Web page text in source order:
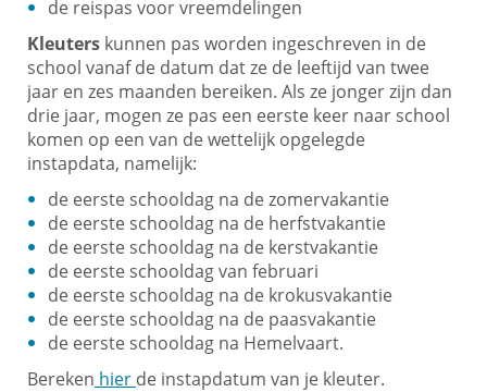
de reispas voor vreemdelingen
Kleuters kunnen pas worden ingeschreven in de
school vanaf de datum dat ze de leeftijd van twee
jaar en zes maanden bereiken. Als ze jonger zijn dan
drie jaar, mogen ze pas een eerste keer naar school
komen op een van de wettelijk opgelegde
instapdata, namelijk:
de eerste schooldag na de zomervakantie
de eerste schooldag na de herfstvakantie
de eerste schooldag na de kerstvakantie
de eerste schooldag van februari
de eerste schooldag na de krokusvakantie
de eerste schooldag na de paasvakantie
de eerste schooldag na Hemelvaart.
Bereken hier de instapdatum van je kleuter.